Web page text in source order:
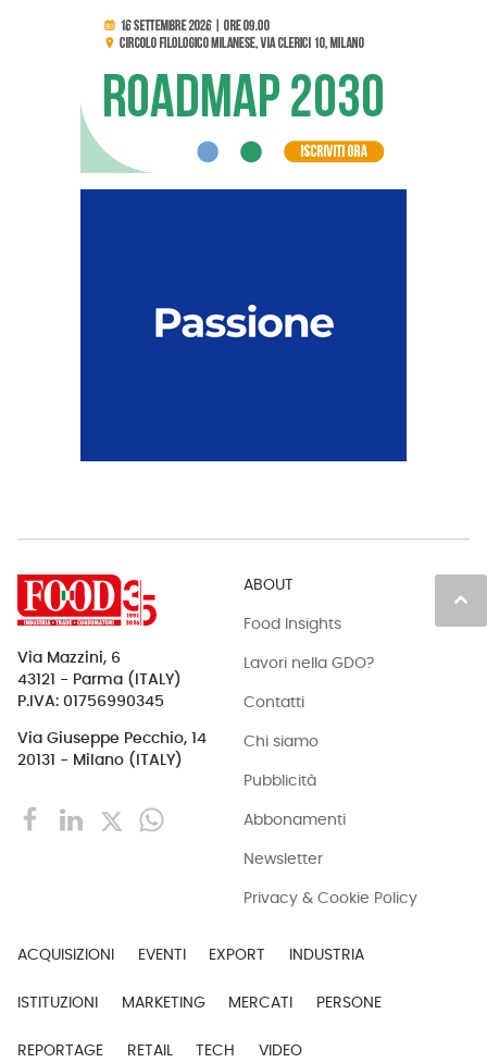
keyboard_arrow_up
Via Mazzini, 6
43121 - Parma (ITALY)
P.IVA: 01756990345
Via Giuseppe Pecchio, 14
20131 - Milano (ITALY)
ABOUT
Food Insights
Lavori nella GDO?
Contatti
Chi siamo
Pubblicità
Abbonamenti
Newsletter
Privacy & Cookie Policy
ACQUISIZIONI EVENTI EXPORT INDUSTRIA
ISTITUZIONI MARKETING MERCATI PERSONE
REPORTAGE RETAIL TECH VIDEO